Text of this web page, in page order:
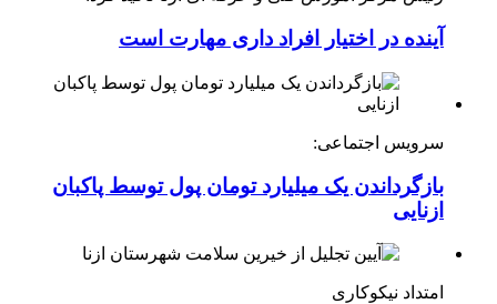
آینده در اختیار افراد داری مهارت است
سرویس اجتماعی:
بازگرداندن یک میلیارد تومان پول توسط پاکبان
ازنایی
امتداد نیکوکاری